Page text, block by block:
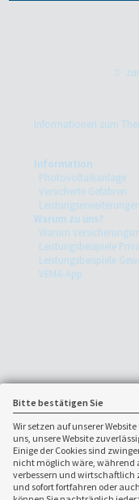
Bitte bestätigen Sie
Wir setzen auf unserer
uns, unsere Website
Einige der Cookies sind
nicht möglich wäre, während
verbessern und wirtschaftlich
und sofort fortfahren oder
Informationen zum
Information
Photovoltaikanlage
Versicherte Gefahren
Leistungserweiterungen
Warum zu uns?
Warum
Leistungsbeispiele
Leistungsbeispiele
VEMA-App